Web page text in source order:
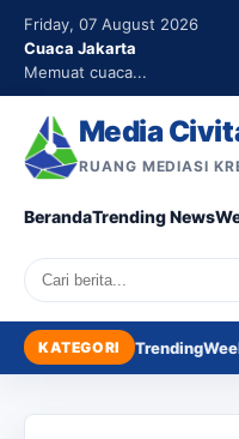
Friday, 07 August 2026
Cuaca Jakarta
Memuat cuaca...
Media
RUANG MEDIASI
BerandaTrending News
Search
KATEGORI Trending